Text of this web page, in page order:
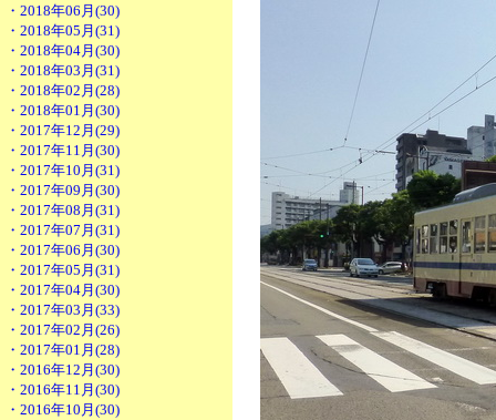
・2018年06月(30)
・2018年05月(31)
・2018年04月(30)
・2018年03月(31)
・2018年02月(28)
・2018年01月(30)
・2017年12月(29)
・2017年11月(30)
・2017年10月(31)
・2017年09月(30)
・2017年08月(31)
・2017年07月(31)
・2017年06月(30)
・2017年05月(31)
・2017年04月(30)
・2017年03月(33)
・2017年02月(26)
・2017年01月(28)
・2016年12月(30)
・2016年11月(30)
・2016年10月(30)